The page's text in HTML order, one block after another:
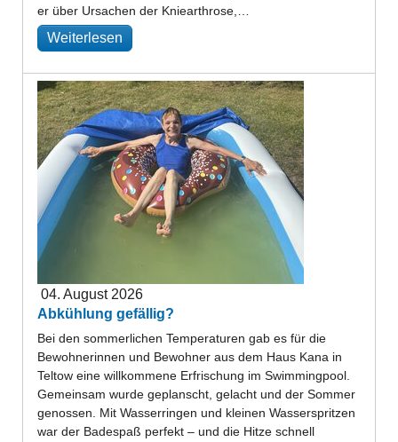
er über Ursachen der Kniearthrose,…
Weiterlesen
04. August 2026
Abkühlung gefällig?
Bei den sommerlichen Temperaturen gab es für die
Bewohnerinnen und Bewohner aus dem Haus Kana in
Teltow eine willkommene Erfrischung im Swimmingpool.
Gemeinsam wurde geplanscht, gelacht und der Sommer
genossen. Mit Wasserringen und kleinen Wasserspritzen
war der Badespaß perfekt – und die Hitze schnell